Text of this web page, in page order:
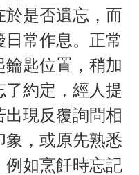
於是否遺忘，而
常作息。正常
匙位置，稍加
了約定，經人提
現反覆詢問相
象，或原先熟悉
例如烹飪時忘記